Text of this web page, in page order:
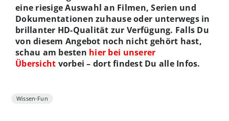
eine riesige Auswahl an Filmen, Serien und
Dokumentationen zuhause oder unterwegs in
brillanter HD-Qualität zur Verfügung. Falls Du
von diesem Angebot noch nicht gehört hast,
schau am besten hier bei unserer
Übersicht vorbei – dort findest Du alle Infos.
Wissen-Fun